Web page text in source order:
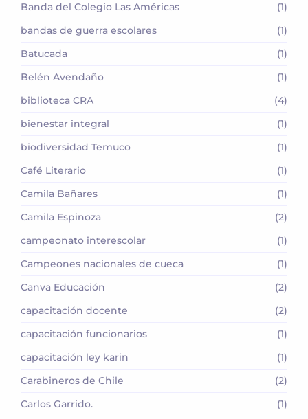
Banda del Colegio Las Américas
(1)
bandas de guerra escolares
(1)
Batucada
(1)
Belén Avendaño
(1)
biblioteca CRA
(4)
bienestar integral
(1)
biodiversidad Temuco
(1)
Café Literario
(1)
Camila Bañares
(1)
Camila Espinoza
(2)
campeonato interescolar
(1)
Campeones nacionales de cueca
(1)
Canva Educación
(2)
capacitación docente
(2)
capacitación funcionarios
(1)
capacitación ley karin
(1)
Carabineros de Chile
(2)
Carlos Garrido.
(1)